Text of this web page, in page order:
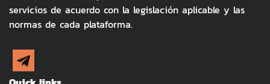
servicios de acuerdo con la legislación aplicable y las
normas de cada plataforma.